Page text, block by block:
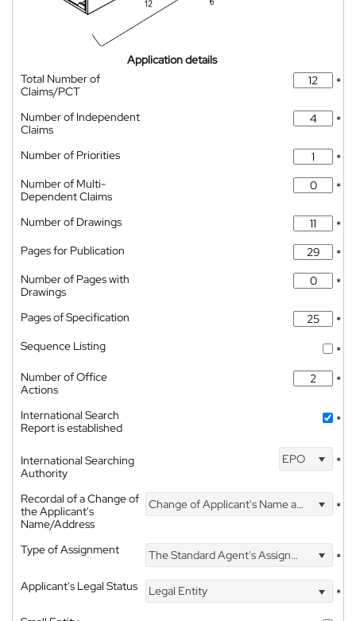
Application details
Total Number of
Claims/PCT
*
Number of Independent
Claims
*
Number of Priorities
*
Number of Multi-
Dependent Claims
*
Number of Drawings
*
Pages for Publication
*
Number of Pages with
Drawings
*
Pages of Specification
*
Sequence Listing
*
Number of Office
Actions
*
International Search
Report is established
*
International Searching
Authority
EPO *
Recordal of a Change of
the Applicant's
Name/Address
Change of Applicant's Name and Address *
Type of Assignment The Standard Agent's Assignment
*
Applicant's Legal Status
Legal Entity
*